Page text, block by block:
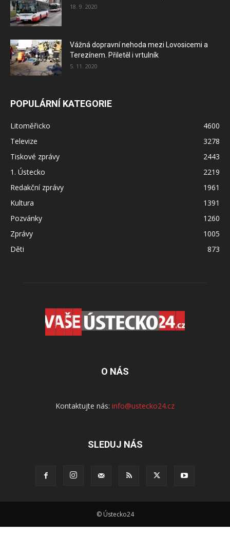
18. 9. 2020
Vážná dopravní nehoda mezi Lovosicemi a
Terezínem. Přiletěl i vrtulník
5. 11. 2020
POPULÁRNÍ KATEGORIE
Litoměřicko
4600
Televize
3278
Tiskové zprávy
2443
1. Ústecko
2219
Redakční zprávy
1961
Kultura
1391
Pozvánky
1260
Zprávy
1005
Děti
873
O NÁS
Kontaktujte nás: info@ustecko24.cz
SLEDUJ NÁS
© Ústecko24